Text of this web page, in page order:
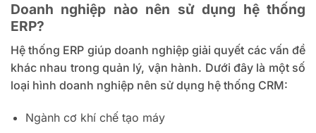
Doanh nghiệp nào nên sử dụng hệ thống
ERP?
Hệ thống ERP giúp doanh nghiệp giải quyết các vấn đề
khác nhau trong quản lý, vận hành. Dưới đây là một số
loại hình doanh nghiệp nên sử dụng hệ thống CRM:
Ngành cơ khí chế tạo máy